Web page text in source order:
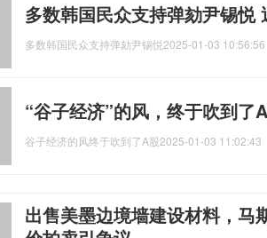
多数韩国民众支持弹劾尹锡悦
多数韩国民众支持弹劾尹锡悦2025-01-03 10:56:56
“谷子经济”的风，终于吹到了
谷子经济的风终于吹到了A股2025-01-03 11:02:43
出售美墨边境墙建设材料，马